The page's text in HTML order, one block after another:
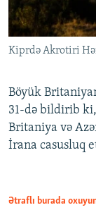
Kiprdə Akrotiri
Böyük
31-də bildirib
Britaniya və
İrana casusluq
Ətraflı burada